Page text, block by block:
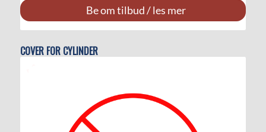
Be om tilbud / les mer
COVER FOR CYLINDER